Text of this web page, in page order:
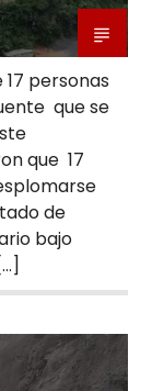
personas
que se
que 17
de
bajo